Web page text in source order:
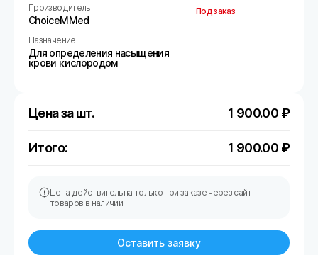
Производитель
ChoiceMMed
Назначение
Для определения насыщения
крови кислородом
Под заказ
Цена за шт. 1 900.00 ₽
Итого: 1 900.00 ₽
Цена действительна только при заказе через сайт
товаров в наличии
Оставить заявку